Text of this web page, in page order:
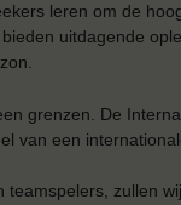
leren om de
uitdagende
grenzen. De
van een
teamspelers, zullen